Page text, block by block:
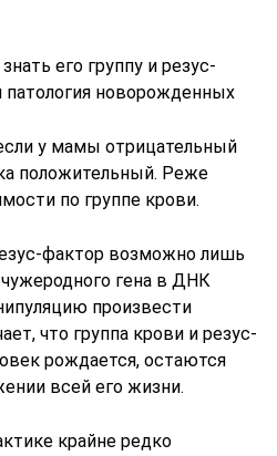
его группу и резус-
патология новорожденных
у мамы отрицательный
положительный. Реже
по группе крови.
фактор возможно лишь
гена в ДНК
произвести
что группа крови и резус-
рождается, остаются
всей его жизни.
крайне редко